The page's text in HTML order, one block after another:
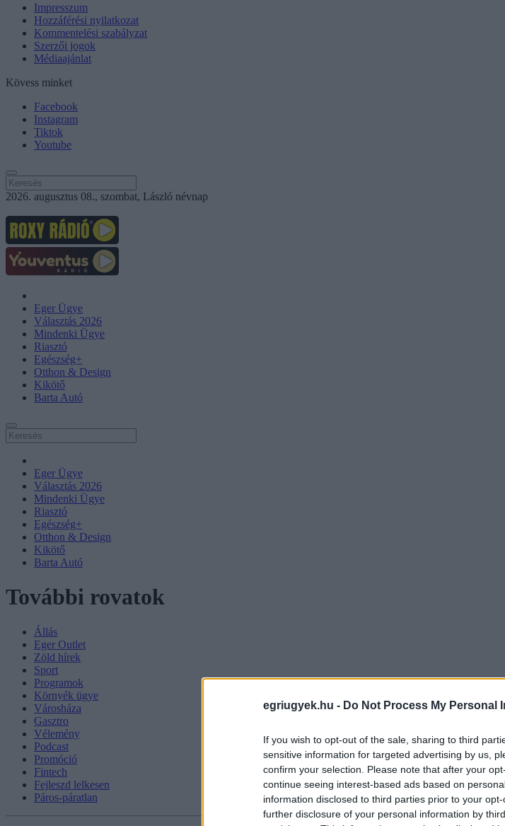
egriugyek.hu - Do Not Process My Personal
If you wish to opt-out of the sale, sharing to third
sensitive information for targeted advertising by us,
confirm your selection. Please note that after your
continue seeing interest-based ads based on
information disclosed to third parties prior to your
further disclosure of your personal information by
Impresszum
Hozzáférési nyilatkozat
Kommentelési szabályzat
Szerzői jogok
Médiaajánlat
Kövess minket
Facebook
Instagram
Tiktok
Youtube
2026. augusztus 08., szombat, László névnap
Eger Ügye
Választás 2026
Mindenki Ügye
Riasztó
Egészség+
Otthon & Design
Kikötő
Barta Autó
Eger Ügye
Választás 2026
Mindenki Ügye
Riasztó
Egészség+
Otthon & Design
Kikötő
Barta Autó
További rovatok
Állás
Eger Outlet
Zöld hírek
Sport
Programok
Környék ügye
Városháza
Gasztro
Vélemény
Podcast
Promóció
Fintech
Fejleszd lelkesen
Páros-páratlan